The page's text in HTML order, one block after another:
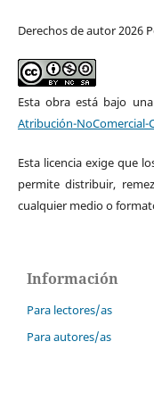
Derechos de autor 2026
Esta obra está bajo
Atribución-NoComercial-
Esta licencia exige que
permite distribuir,
cualquier medio o
Información
Para lectores/as
Para autores/as